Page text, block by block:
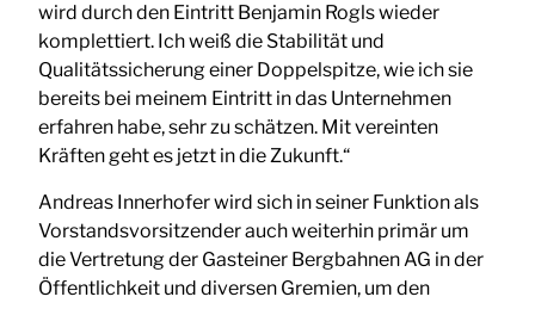
wird durch den Eintritt Benjamin Rogls wieder
komplettiert. Ich weiß die Stabilität und
Qualitätssicherung einer Doppelspitze, wie ich sie
bereits bei meinem Eintritt in das Unternehmen
erfahren habe, sehr zu schätzen. Mit vereinten
Kräften geht es jetzt in die Zukunft.“
Andreas Innerhofer wird sich in seiner Funktion als
Vorstandsvorsitzender auch weiterhin primär um
die Vertretung der Gasteiner Bergbahnen AG in der
Öffentlichkeit und diversen Gremien, um den